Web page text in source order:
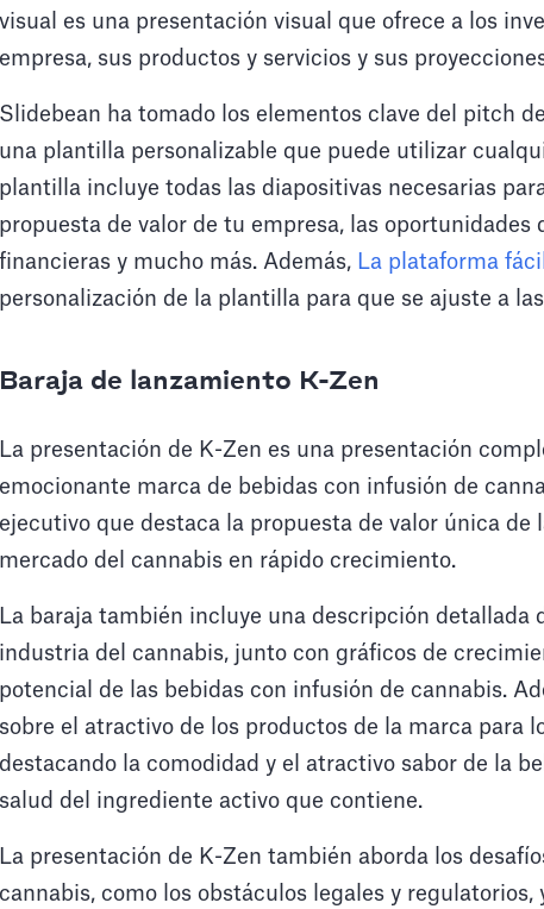
visual es una presentación visual que ofrece a los
empresa, sus productos y servicios y sus
Slidebean ha tomado los elementos clave del pitch
una plantilla personalizable que puede utilizar
plantilla incluye todas las diapositivas necesarias
propuesta de valor de tu empresa, las oportunidades
financieras y mucho más. Además, La plataforma
personalización de la plantilla para que se ajuste a
Baraja de lanzamiento K-Zen
La presentación de K-Zen es una presentación
emocionante marca de bebidas con infusión de
ejecutivo que destaca la propuesta de valor única de
mercado del cannabis en rápido crecimiento.
La baraja también incluye una descripción detallada
industria del cannabis, junto con gráficos de
potencial de las bebidas con infusión de cannabis.
sobre el atractivo de los productos de la marca para
destacando la comodidad y el atractivo sabor de la
salud del ingrediente activo que contiene.
La presentación de K-Zen también aborda los
cannabis, como los obstáculos legales y